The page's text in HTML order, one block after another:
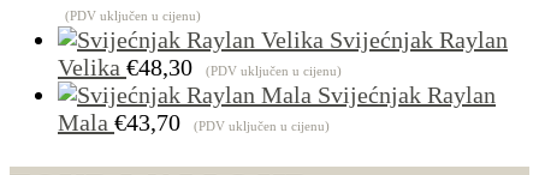
(PDV uključen u cijenu)
Svijećnjak Raylan
Velika €48,30 (PDV uključen u cijenu)
Svijećnjak Raylan
Mala €43,70 (PDV uključen u cijenu)